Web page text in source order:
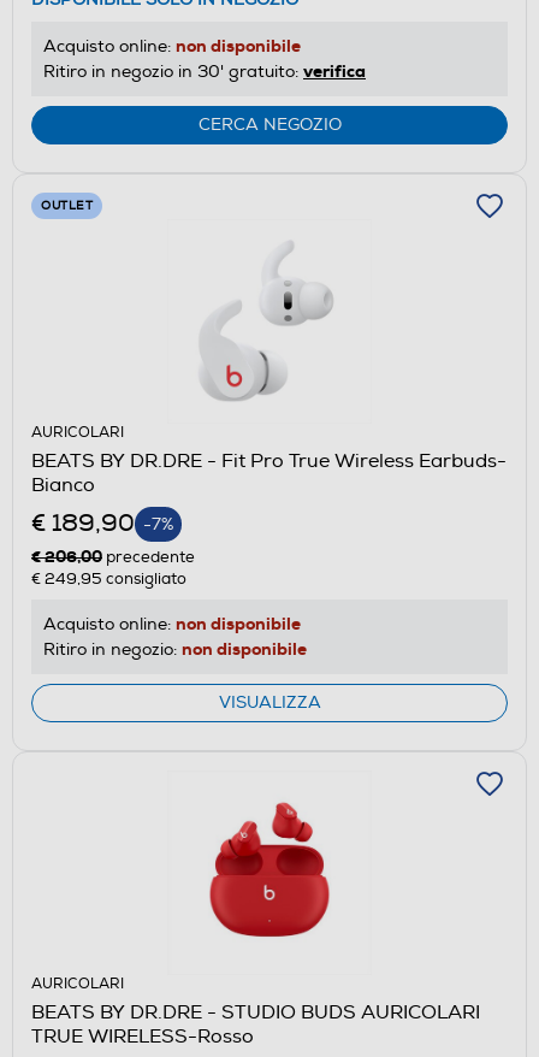
Acquisto online: non disponibile
Ritiro in negozio in 30' gratuito: verifica
CERCA NEGOZIO
OUTLET
AURICOLARI
BEATS BY DR.DRE - Fit Pro True Wireless Earbuds-
Bianco
€ 189,90 -7%
€ 206,00 precedente
€ 249,95 consigliato
Acquisto online: non disponibile
Ritiro in negozio: non disponibile
VISUALIZZA
AURICOLARI
BEATS BY DR.DRE - STUDIO BUDS AURICOLARI
TRUE WIRELESS-Rosso